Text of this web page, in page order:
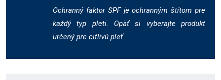
Ochranný faktor SPF je ochranným štítom pre
každý typ pleti. Opäť si vyberajte produkt
určený pre citlivú pleť.